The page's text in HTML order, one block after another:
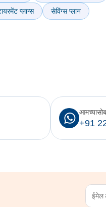
प्लान्स सेविंग्स प्लान
+91